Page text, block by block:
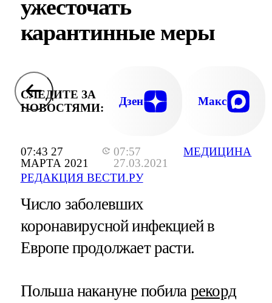
07:43 27
МАРТА 2021
07:57
27.03.2021
РЕДАКЦИЯ ВЕСТИ.РУ
МЕДИЦИНА
ужесточать
карантинные меры
СЛЕДИТЕ ЗА
НОВОСТЯМИ:
Дзен Макс
Число заболевших
коронавирусной инфекцией в
Европе продолжает расти.
Польша накануне побила рекорд